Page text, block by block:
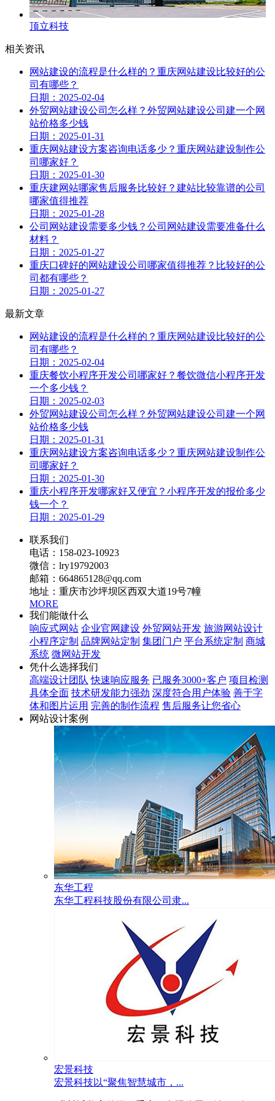
顶立科技
相关资讯
网站建设的流程是什么样的？重庆网站建设比较好的公
司有哪些？
日期：2025-02-04
外贸网站建设公司怎么样？外贸网站建设公司建一个网
站价格多少钱
日期：2025-01-31
重庆网站建设方案咨询电话多少？重庆网站建设制作公
司哪家好？
日期：2025-01-30
重庆建网站哪家售后服务比较好？建站比较靠谱的公司
哪家值得推荐
日期：2025-01-28
公司网站建设需要多少钱？公司网站建设需要准备什么
材料？
日期：2025-01-27
重庆口碑好的网站建设公司哪家值得推荐？比较好的公
司都有哪些？
日期：2025-01-27
最新文章
网站建设的流程是什么样的？重庆网站建设比较好的公
司有哪些？
日期：2025-02-04
重庆餐饮小程序开发公司哪家好？餐饮微信小程序开发
一个多少钱？
日期：2025-02-03
外贸网站建设公司怎么样？外贸网站建设公司建一个网
站价格多少钱
日期：2025-01-31
重庆网站建设方案咨询电话多少？重庆网站建设制作公
司哪家好？
日期：2025-01-30
重庆小程序开发哪家好又便宜？小程序开发的报价多少
钱一个？
日期：2025-01-29
联系我们
电话：158-023-10923
微信：lry19792003
邮箱：664865128@qq.com
地址：重庆市沙坪坝区西双大道19号7幢
MORE
我们能做什么
响应式网站 企业官网建设 外贸网站开发 旅游网站设计
小程序定制 品牌网站定制 集团门户 平台系统定制 商城
系统 微网站开发
凭什么选择我们
高端设计团队 快速响应服务 已服务3000+客户 项目检测
具体全面 技术研发能力强劲 深度符合用户体验 善于字
体和图片运用 完善的制作流程 售后服务让您省心
网站设计案例
东华工程
东华工程科技股份有限公司隶...
宏景科技
宏景科技以“聚焦智慧城市，...